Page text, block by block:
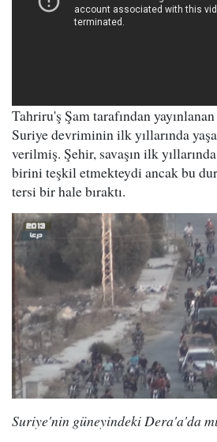
Tahriru'ş Şam tarafından
Suriye devriminin ilk yıllarında
verilmiş. Şehir, savaşın ilk
birini teşkil etmekteydi ancak bu
tersi bir hale bıraktı.
Suriye'nin güneyindeki Dera'a'da